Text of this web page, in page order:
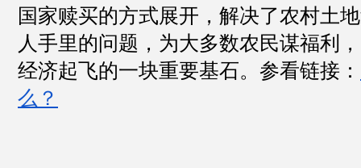
国家赎买的方式展开，解决了农村土
人手里的问题，为大多数农民谋福利
经济起飞的一块重要基石。参看链接：
么？